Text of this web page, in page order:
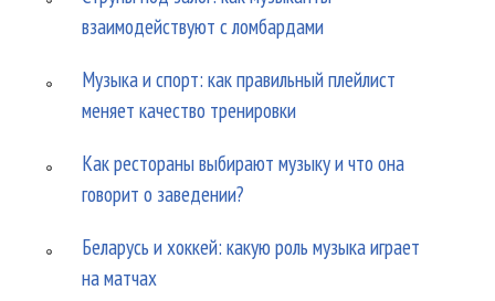
взаимодействуют с ломбардами
Музыка и спорт: как правильный плейлист
меняет качество тренировки
Как рестораны выбирают музыку и что она
говорит о заведении?
Беларусь и хоккей: какую роль музыка играет
на матчах